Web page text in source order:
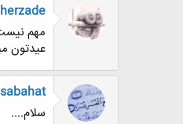
مهم
عیدتون
sabahat
سلام....